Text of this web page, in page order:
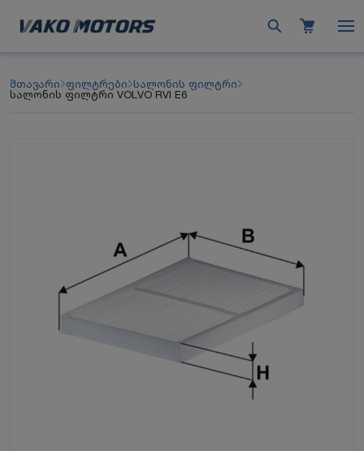
მთავარი ფილტრები სალონის ფილტრი
სალონის ფილტრი VOLVO RVI E6